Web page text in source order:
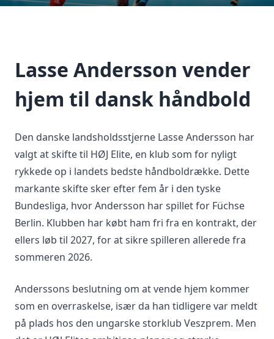
Lasse Andersson vender
hjem til dansk håndbold
Den danske landsholdsstjerne Lasse Andersson har
valgt at skifte til HØJ Elite, en klub som for nyligt
rykkede op i landets bedste håndboldrække. Dette
markante skifte sker efter fem år i den tyske
Bundesliga, hvor Andersson har spillet for Füchse
Berlin. Klubben har købt ham fri fra en kontrakt, der
ellers løb til 2027, for at sikre spilleren allerede fra
sommeren 2026.
Anderssons beslutning om at vende hjem kommer
som en overraskelse, især da han tidligere var meldt
på plads hos den ungarske storklub Veszprem. Men